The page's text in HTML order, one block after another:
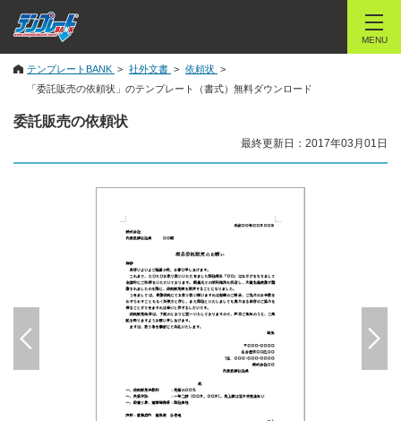
MENU
テンプレートBANK 社外文書
依頼状
「委託販売の依頼状」のテンプレート（書式）無料ダウンロード
委託販売の依頼状
最終更新日：2017年03月01日